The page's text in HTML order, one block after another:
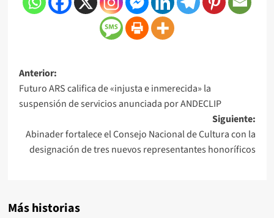
Anterior:
Futuro ARS califica de «injusta e inmerecida» la
suspensión de servicios anunciada por ANDECLIP
Siguiente:
Abinader fortalece el Consejo Nacional de Cultura con la
designación de tres nuevos representantes honoríficos
Más historias